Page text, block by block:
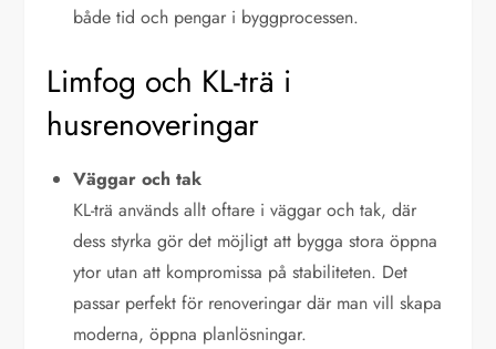
både tid och pengar i byggprocessen.
Limfog och KL-trä i
husrenoveringar
Väggar och tak
KL-trä används allt oftare i väggar och tak, där
dess styrka gör det möjligt att bygga stora öppna
ytor utan att kompromissa på stabiliteten. Det
passar perfekt för renoveringar där man vill skapa
moderna, öppna planlösningar.